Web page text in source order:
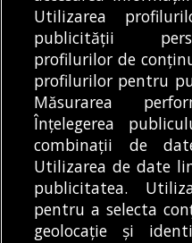
MODIFICĂ
© Copyright 2025
Găzduit de
Despre
Noi
Media
Kit
Politică
Utilizarea
publicității
profilurilor de
profilurilor pentru
Măsurarea
Înțelegerea
combinații de
Utilizarea de date
publicitatea.
pentru a selecta
geolocație și